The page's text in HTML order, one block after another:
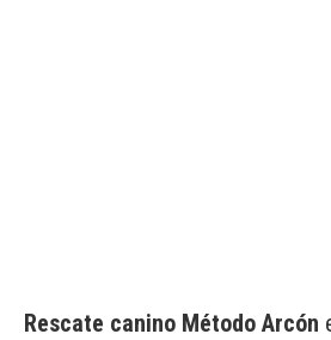
Rescate canino Método Arcón